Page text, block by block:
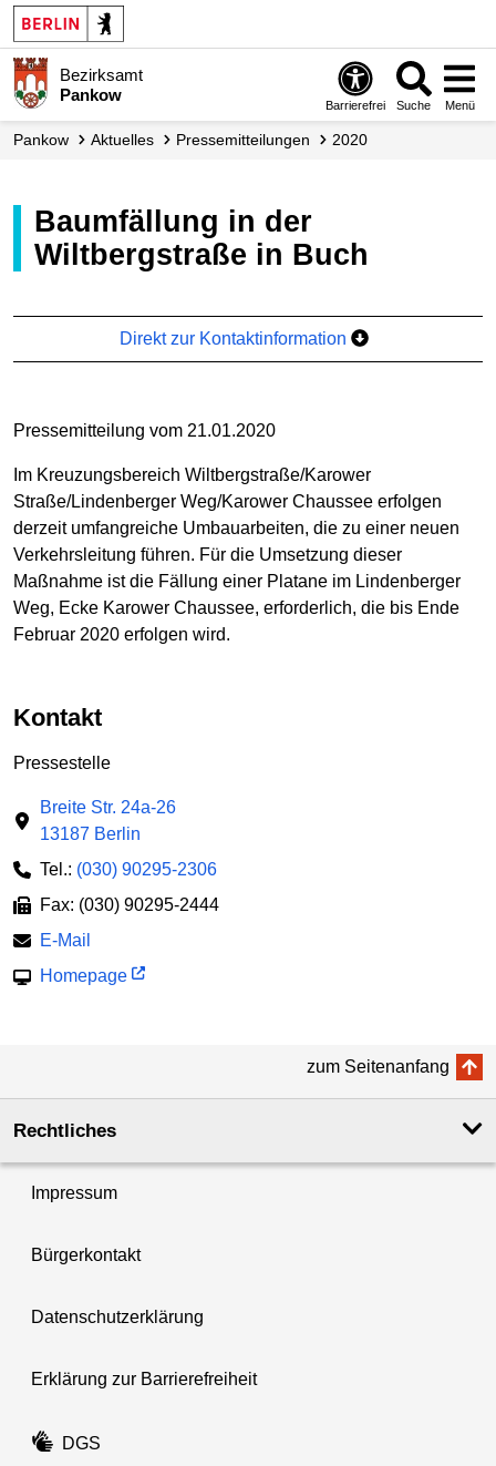
Bezirksamt
Pankow
Barrierefrei Suche Menü
Pankow Aktuelles Presse­mitteilungen 2020
Baumfällung in der
Wiltbergstraße in Buch
Direkt zur Kontaktinformation
Pressemitteilung vom 21.01.2020
Im Kreuzungsbereich Wiltbergstraße/Karower
Straße/Lindenberger Weg/Karower Chaussee erfolgen
derzeit umfangreiche Umbauarbeiten, die zu einer neuen
Verkehrsleitung führen. Für die Umsetzung dieser
Maßnahme ist die Fällung einer Platane im Lindenberger
Weg, Ecke Karower Chaussee, erforderlich, die bis Ende
Februar 2020 erfolgen wird.
Kontakt
Pressestelle
Breite Str. 24a-26
13187 Berlin
Tel.: (030) 90295-2306
Fax: (030) 90295-2444
E-Mail
Homepage
zum Seitenanfang
Rechtliches
Impressum
Bürgerkontakt
Datenschutzerklärung
Erklärung zur Barrierefreiheit
DGS